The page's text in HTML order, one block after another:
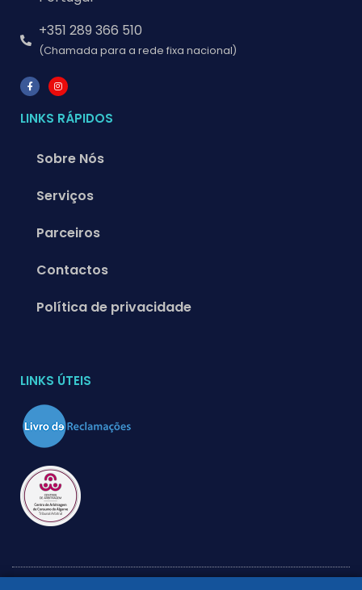
+351 289 366 510
(Chamada para a rede fixa nacional)
LINKS RÁPIDOS
Sobre Nós
Serviços
Parceiros
Contactos
Política de privacidade
LINKS ÚTEIS